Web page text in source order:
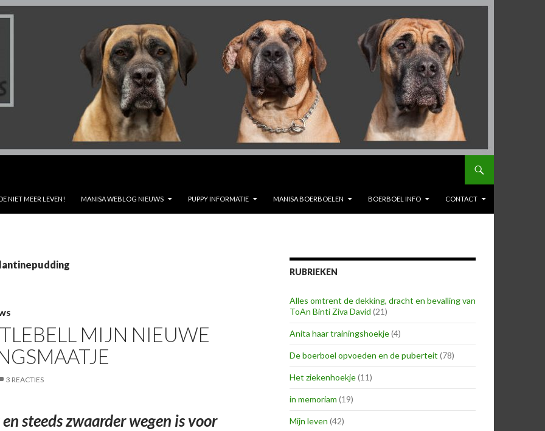
NIET MEER LEVEN! MANISA WEBLOG NIEUWS PUPPY INFORMATIE MANISA BOERBOELEN BOERBOEL INFO CONTACT
MIJN NIEUWE
3 REACTIES
steeds zwaarder wegen is voor
RUBRIEKEN
Alles omtrent de dekking, dracht en bevalling van
ToAn Binti Ziva David (21)
Anita haar trainingshoekje(4)
De boerboel opvoeden en de puberteit (78)
Het ziekenhoekje(11)
in memoriam (19)
Mijn leven (42)